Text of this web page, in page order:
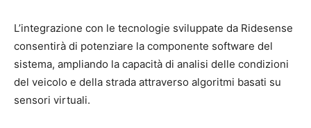
L’integrazione con le tecnologie sviluppate da Ridesense
consentirà di potenziare la componente software del
sistema, ampliando la capacità di analisi delle condizioni
del veicolo e della strada attraverso algoritmi basati su
sensori virtuali.